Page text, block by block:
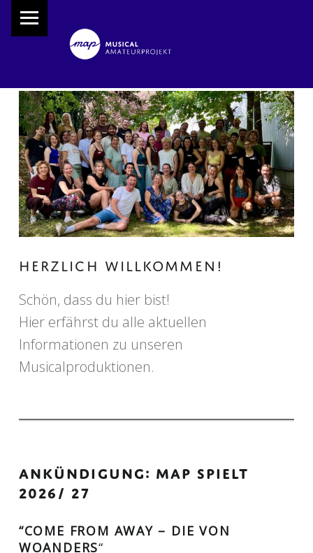
Musical Amateur Projekt
HERZLICH WILLKOMMEN!
Schön, dass du hier bist!
Hier erfährst du alle aktuellen
Informationen zu unseren
Musicalproduktionen.
ANKÜNDIGUNG: MAP SPIELT
2026/ 27
“COME FROM AWAY – DIE VON
WOANDERS“